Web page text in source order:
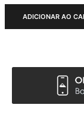
ADICIONAR AO